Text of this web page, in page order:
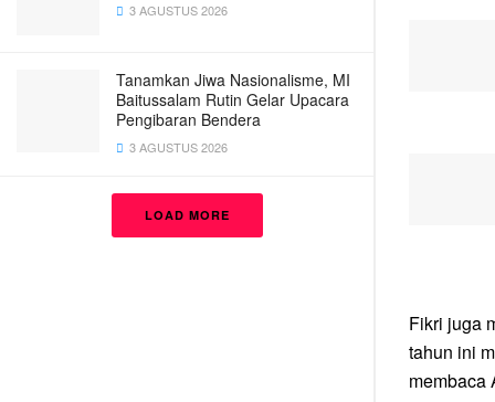
3 AGUSTUS 2026
Tanamkan Jiwa Nasionalisme, MI
Baitussalam Rutin Gelar Upacara
Pengibaran Bendera
3 AGUSTUS 2026
LOAD MORE
Fikri juga
tahun ini
membaca